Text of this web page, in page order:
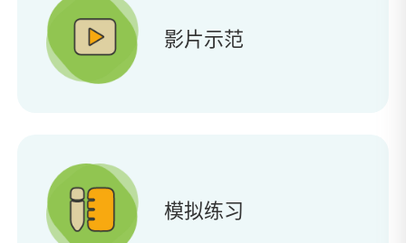
影片示范
模拟练习